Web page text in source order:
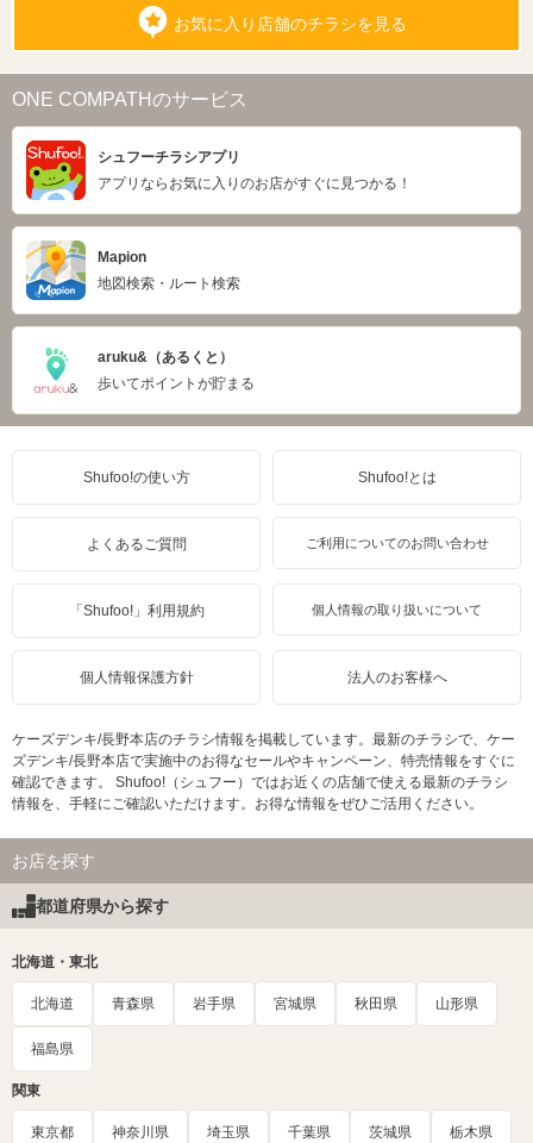
お気に入り店舗のチラシを見る
ONE COMPATHのサービス
シュフーチラシアプリ
アプリならお気に入りのお店がすぐに見つかる！
Mapion
地図検索・ルート検索
aruku&（あるくと）
歩いてポイントが貯まる
Shufoo!の使い方 Shufoo!とは
よくあるご質問 ご利用についてのお問い合わせ
「Shufoo!」利用規約 個人情報の取り扱いについて
個人情報保護方針 法人のお客様へ
ケーズデンキ/長野本店のチラシ情報を掲載しています。最新のチラシで、ケー
ズデンキ/長野本店で実施中のお得なセールやキャンペーン、特売情報をすぐに
確認できます。 Shufoo!（シュフー）ではお近くの店舗で使える最新のチラシ
情報を、手軽にご確認いただけます。お得な情報をぜひご活用ください。
お店を探す
都道府県から探す
北海道・東北
北海道 青森県 岩手県 宮城県 秋田県 山形県
福島県
関東
東京都 神奈川県 埼玉県 千葉県 茨城県 栃木県